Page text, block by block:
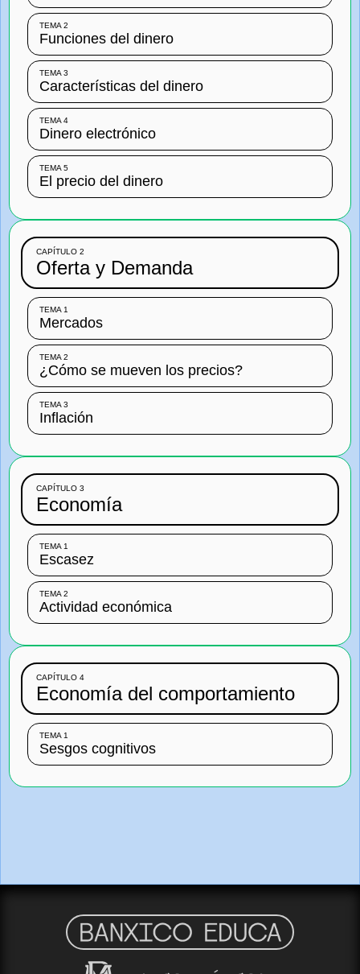
TEMA 2
Funciones del dinero
TEMA 3
Características del dinero
TEMA 4
Dinero electrónico
TEMA 5
El precio del dinero
CAPÍTULO 2
Oferta y Demanda
TEMA 1
Mercados
TEMA 2
¿Cómo se mueven los precios?
TEMA 3
Inflación
CAPÍTULO 3
Economía
TEMA 1
Escasez
TEMA 2
Actividad económica
CAPÍTULO 4
Economía del comportamiento
TEMA 1
Sesgos cognitivos